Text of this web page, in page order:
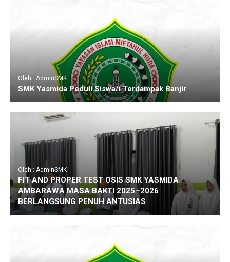
Oleh : AdminSMK
SMK Yasmida Peduli Siswa/i Terdampak Banjir
Oleh : AdminSMK
FIT AND PROPER TEST OSIS SMK YASMIDA
AMBARAWA MASA BAKTI 2025–2026
BERLANGSUNG PENUH ANTUSIAS